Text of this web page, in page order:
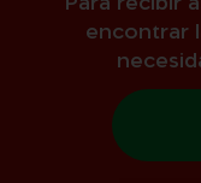
Para recibir
encontrar